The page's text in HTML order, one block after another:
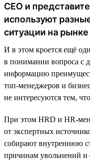
CEO и
используют
ситуации на рынке
И в этом кроется ещё
в понимании вопроса с
информацию
топ-менеджеров и
не интересуются тем,
При этом HRD и HR-
от экспертных
собирают внутреннюю
причинам увольнений и